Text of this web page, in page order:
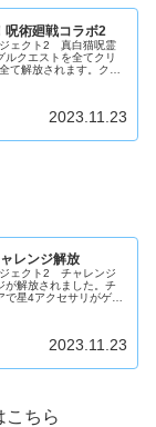
呪術廻戦コラボ2
ェクト2 真白猫呪霊
ルクエストを全てクリ
て解放されます。クリ
2023.11.23
レンジ解放
ェクト2 チャレンジ
が解放されました。チ
星4アクセサリがゲッ
2023.11.23
こちら